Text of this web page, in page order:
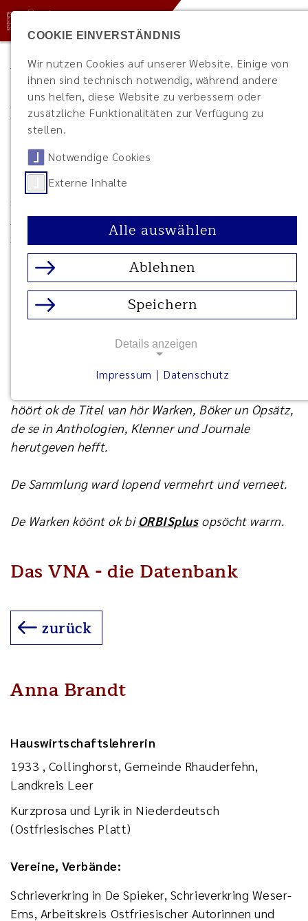
Verzeichnis niederdeutscher
Autor:innen der Region
Weser-Ems
In diesem Verzeichnis werden die biographischen
Daten zeitgenössischer Autor:innen, deren
selbstständig erschienene Literatur, Beiträge in
Anthologien, Kalendern und Zeitschriften sowie
Sekundärliteratur zusammengestellt.
Die Inhalte werden laufend ergänzt.
Die Werke sind auch beiORBISplus
warrt de Namen, Geburtsstäen, -dagen
un anner biographische Informationen över de
höört ok de Titel van hör Warken, Böker un Opsätz,
de se in Anthologien, Klenner und Journale
herutgeven hefft.
De Sammlung ward lopend vermehrt und verneet.
De Warken köönt ok biORBISplusopsöcht warrn.
Das VNA - die Datenbank
zurück
Anna Brandt
Hauswirtschaftslehrerin
1933 , Collinghorst, Gemeinde Rhauderfehn,
Landkreis Leer
Kurzprosa und Lyrik in Niederdeutsch
(Ostfriesisches Platt)
Vereine, Verbände:
Schrieverkring in De Spieker, Schrieverkring Weser-
Ems, Arbeitskreis Ostfriesischer Autorinnen und
COOKIE EINVERSTÄNDNIS
Wir nutzen Cookies auf unserer Website. Einige von
ihnen sind technisch notwendig, während andere
uns helfen, diese Website zu verbessern oder
zusätzliche Funktionalitäten zur Verfügung zu
stellen.
Notwendige Cookies
Externe Inhalte
Alle auswählen
Ablehnen
Speichern
Details anzeigen
Impressum Datenschutz